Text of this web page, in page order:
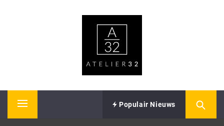
Primary
Populair Nieuws